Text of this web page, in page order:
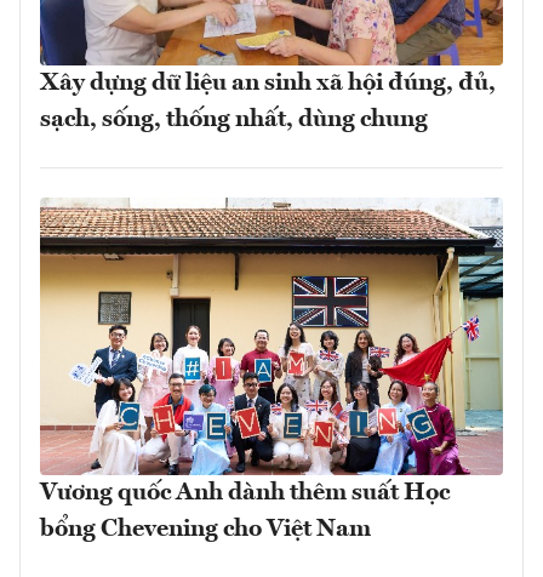
Xây dựng dữ liệu an sinh xã hội đúng, đủ,
sạch, sống, thống nhất, dùng chung
Vương quốc Anh dành thêm suất Học
bổng Chevening cho Việt Nam